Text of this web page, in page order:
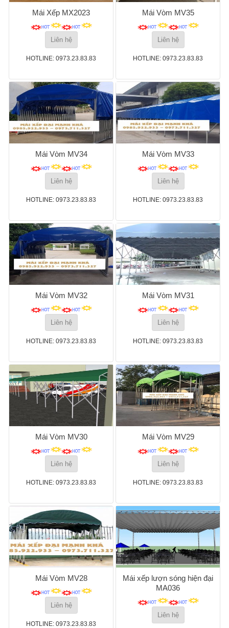
Mái Xếp MX2023
Liên hệ
HOTLINE: 0973.23.83.83
Mái Vòm MV35
Liên hệ
HOTLINE: 0973.23.83.83
Mái Vòm MV34
Liên hệ
HOTLINE: 0973.23.83.83
Mái Vòm MV33
Liên hệ
HOTLINE: 0973.23.83.83
Mái Vòm MV32
Liên hệ
HOTLINE: 0973.23.83.83
Mái Vòm MV31
Liên hệ
HOTLINE: 0973.23.83.83
Mái Vòm MV30
Liên hệ
HOTLINE: 0973.23.83.83
Mái Vòm MV29
Liên hệ
HOTLINE: 0973.23.83.83
Mái Vòm MV28
Liên hệ
HOTLINE: 0973.23.83.83
Mái xếp lượn sóng hiện đại
MA036
Liên hệ